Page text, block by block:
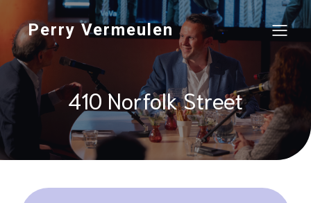
Perry Vermeulen
410 Norfolk Street